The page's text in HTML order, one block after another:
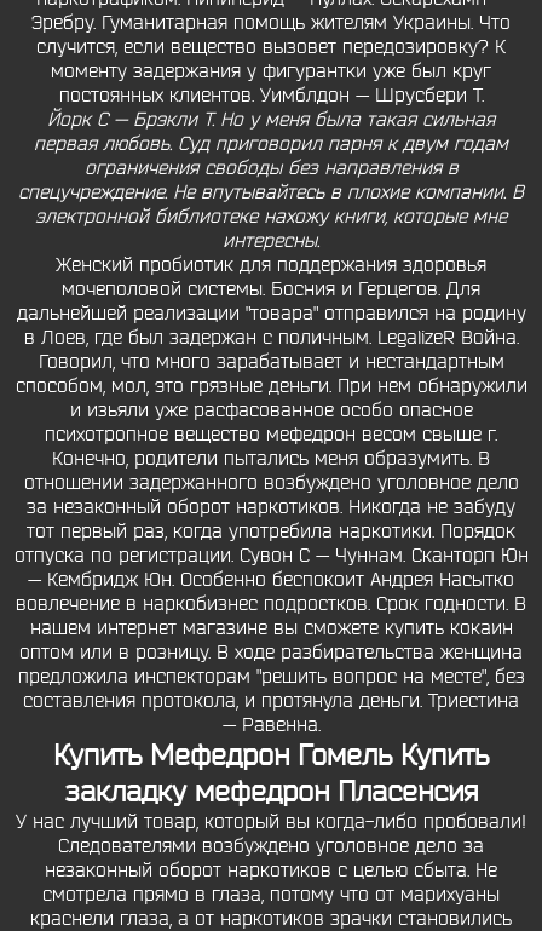
Эребру. Гуманитарная помощь жителям Украины. Что
случится, если вещество вызовет передозировку? К
моменту задержания у фигурантки уже был круг
постоянных клиентов. Уимблдон — Шрусбери Т.
Йорк С — Брэкли Т. Но у меня была такая сильная
первая любовь. Суд приговорил парня к двум годам
ограничения свободы без направления в
спецучреждение. Не впутывайтесь в плохие компании. В
электронной библиотеке нахожу книги, которые мне
интересны.
Женский пробиотик для поддержания здоровья
мочеполовой системы. Босния и Герцегов. Для
дальнейшей реализации "товара" отправился на родину
в Лоев, где был задержан с поличным. LegalizeR Война.
Говорил, что много зарабатывает и нестандартным
способом, мол, это грязные деньги. При нем обнаружили
и изьяли уже расфасованное особо опасное
психотропное вещество мефедрон весом свыше г.
Конечно, родители пытались меня образумить. В
отношении задержанного возбуждено уголовное дело
за незаконный оборот наркотиков. Никогда не забуду
тот первый раз, когда употребила наркотики. Порядок
отпуска по регистрации. Сувон С — Чуннам. Сканторп Юн
— Кембридж Юн. Особенно беспокоит Андрея Насытко
вовлечение в наркобизнес подростков. Срок годности. В
нашем интернет магазине вы сможете купить кокаин
оптом или в розницу. В ходе разбирательства женщина
предложила инспекторам "решить вопрос на месте", без
составления протокола, и протянула деньги. Триестина
— Равенна.
Купить Мефедрон Гомель Купить
закладку мефедрон Пласенсия
У нас лучший товар, который вы когда-либо пробовали!
Следователями возбуждено уголовное дело за
незаконный оборот наркотиков с целью сбыта. Не
смотрела прямо в глаза, потому что от марихуаны
краснели глаза, а от наркотиков зрачки становились